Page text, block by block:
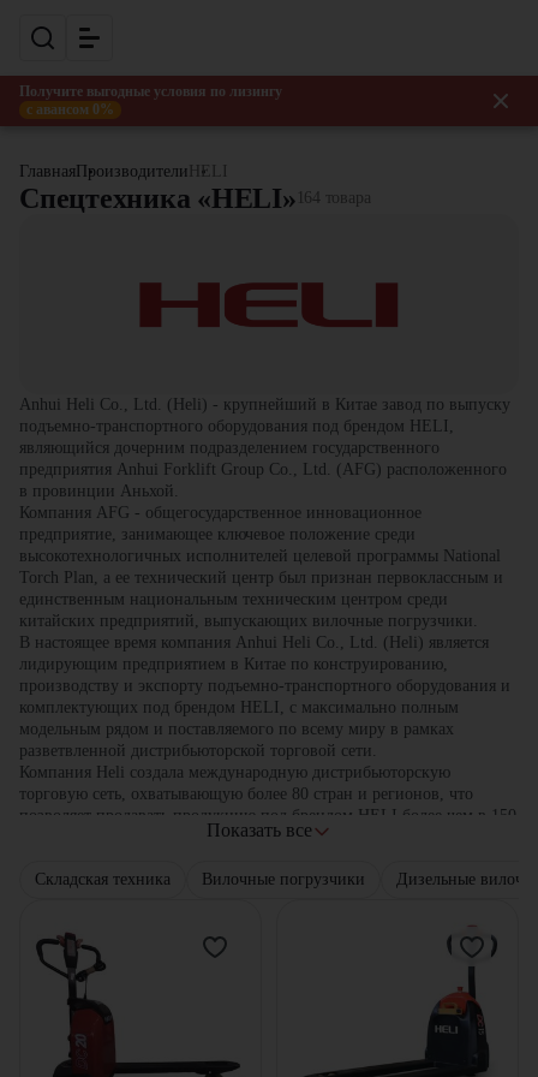
Получите выгодные условия по лизингу
с авансом 0%
Главная Производители HELI
Спецтехника «HELI» 164 товара
Anhui Heli Co., Ltd. (Heli) - крупнейший в Китае завод по выпуску
подъемно-транспортного оборудования под брендом HELI,
являющийся дочерним подразделением государственного
предприятия Anhui Forklift Group Co., Ltd. (AFG) расположенного
в провинции Аньхой.
Компания AFG - общегосударственное инновационное
предприятие, занимающее ключевое положение среди
высокотехнологичных исполнителей целевой программы National
Torch Plan, а ее технический центр был признан первоклассным и
единственным национальным техническим центром среди
китайских предприятий, выпускающих вилочные погрузчики.
В настоящее время компания Anhui Heli Co., Ltd. (Heli) является
лидирующим предприятием в Китае по конструированию,
производству и экспорту подъемно-транспортного оборудования и
комплектующих под брендом HELI, с максимально полным
модельным рядом и поставляемого по всему миру в рамках
разветвленной дистрибьюторской торговой сети.
Компания Heli создала международную дистрибьюторскую
торговую сеть, охватывающую более 80 стран и регионов, что
позволяет продавать продукцию под брендом HELI более чем в 150
странах и регионах Европы, Азии и Америки.
20 крупнейших в мире производителей напольного транспорта, в
зарегистрирована на Шанхайской фондовой бирже с 1996 года
(биржевый код: Anhui Heli 600761).
Бренд HELI – известный китайский товарный знак. Все основные
изделия под этим брендом получили сертификат безопасности ЕС,
сертификат Агентства защиты окружающей среды США и
сертификаты согласно стандартам ISO9001, ISO14001 и OHSAS
Показать все
Складская техника Вилочные погрузчики Дизельные